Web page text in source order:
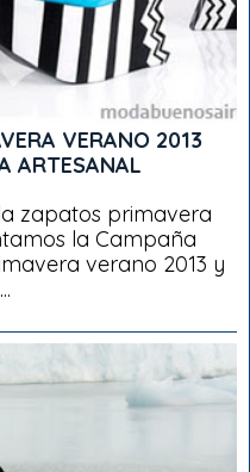
VERANO 2013
ARTESANAL
zapatos primavera
la Campaña
verano 2013 y